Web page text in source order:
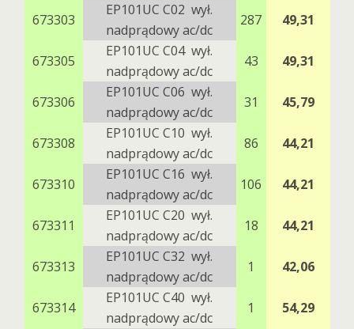
673303
EP101UC C02 wył.
nadprądowy ac/dc
287 49,31
673305
EP101UC C04 wył.
nadprądowy ac/dc
43 49,31
673306
EP101UC C06 wył.
nadprądowy ac/dc
31 45,79
673308
EP101UC C10 wył.
nadprądowy ac/dc
86 44,21
673310
EP101UC C16 wył.
nadprądowy ac/dc
106 44,21
673311
EP101UC C20 wył.
nadprądowy ac/dc
18 44,21
673313
EP101UC C32 wył.
nadprądowy ac/dc
1 42,06
673314
EP101UC C40 wył.
nadprądowy ac/dc
1 54,29